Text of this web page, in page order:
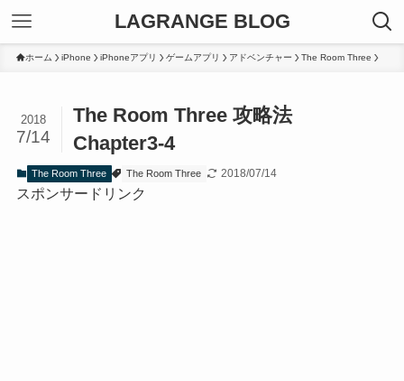
LAGRANGE BLOG
ホーム iPhone iPhoneアプリ ゲームアプリ アドベンチャー The Room Three
The Room Three 攻略法
Chapter3-4
2018
7/14
The Room Three The Room Three 2018/07/14
スポンサードリンク